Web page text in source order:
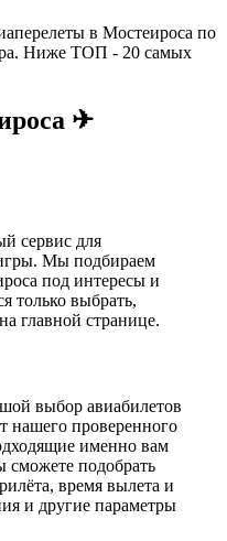
в Мостеироса по
Ниже ТОП - 20 самых
✈
сервис для
Мы подбираем
под интересы и
только выбрать,
главной странице.
выбор авиабилетов
нашего проверенного
именно вам
подобрать
время вылета и
и другие параметры